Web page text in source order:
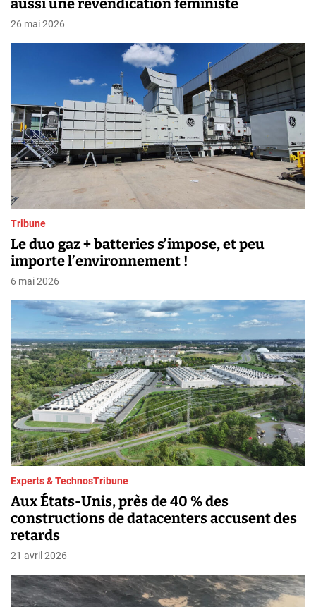
aussi une revendication féministe
26 mai 2026
Tribune
Le duo gaz + batteries s’impose, et peu
importe l’environnement !
6 mai 2026
Experts & TechnosTribune
Aux États-Unis, près de 40 % des
constructions de datacenters accusent des
retards
21 avril 2026